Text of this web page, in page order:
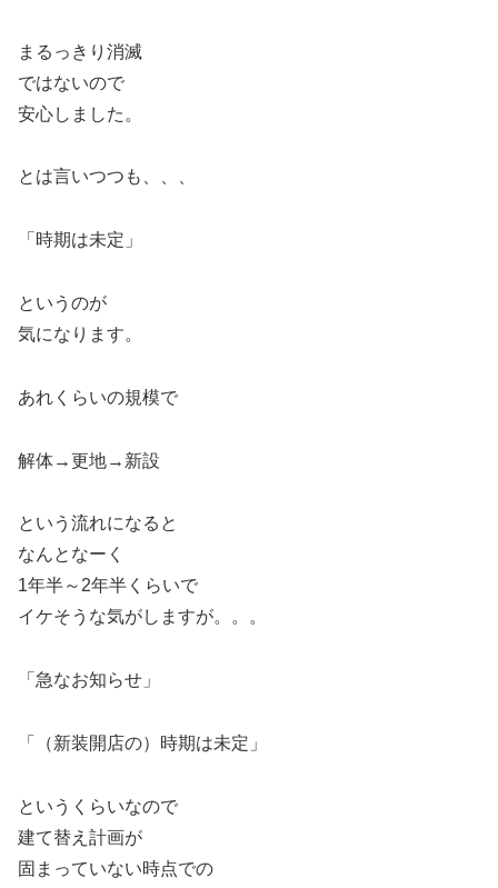
まるっきり消滅
ではないので
安心しました。
とは言いつつも、、、
「時期は未定」
というのが
気になります。
あれくらいの規模で
解体→更地→新設
という流れになると
なんとなーく
1年半～2年半くらいで
イケそうな気がしますが。。。
「急なお知らせ」
「（新装開店の）時期は未定」
というくらいなので
建て替え計画が
固まっていない時点での